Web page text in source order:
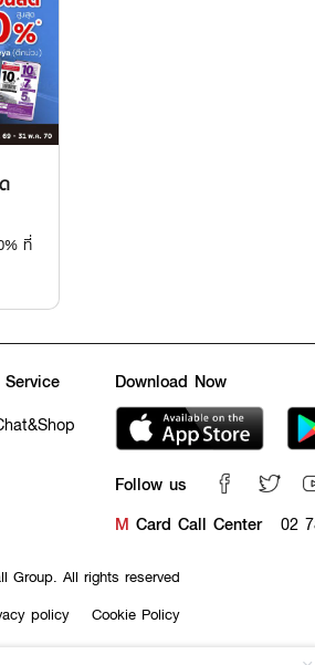
ที่
Download Now
Follow us
M Card Call Center 02
Group. All rights reserved
policy Cookie Policy